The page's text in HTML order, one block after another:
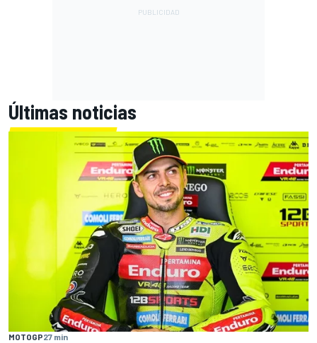
Últimas noticias
MOTOGP27 min